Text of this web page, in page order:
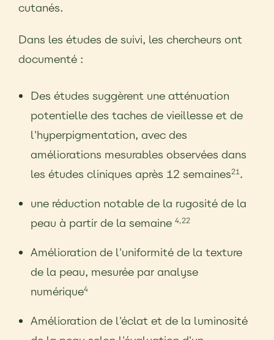
cutanés.
Dans les études de suivi, les chercheurs ont
documenté :
Des études suggèrent une atténuation
potentielle des taches de vieillesse et de
l'hyperpigmentation, avec des
améliorations mesurables observées dans
les études cliniques après 12 semaines21.
une réduction notable de la rugosité de la
peau à partir de la semaine 4,22
Amélioration de l'uniformité de la texture
de la peau, mesurée par analyse
numérique4
Amélioration de l'éclat et de la luminosité